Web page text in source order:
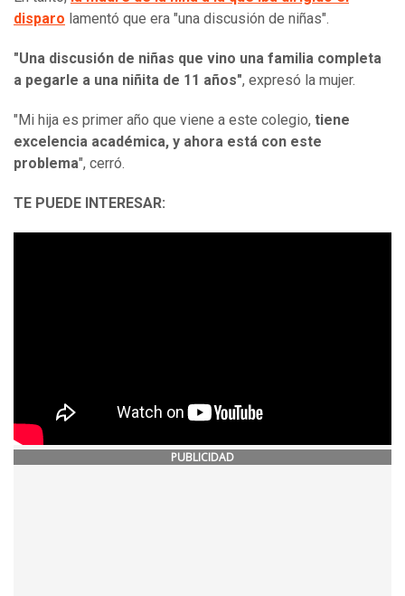
disparo lamentó que era "una discusión de niñas".
"Una discusión de niñas que vino una familia completa
a pegarle a una niñita de 11 años", expresó la mujer.
"Mi hija es primer año que viene a este colegio, tiene
excelencia académica, y ahora está con este
problema", cerró.
TE PUEDE INTERESAR:
PUBLICIDAD